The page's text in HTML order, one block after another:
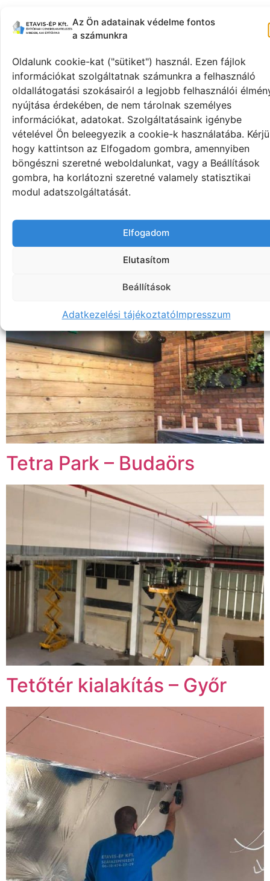
Az Ön adatainak védelme fontos
a számunkra
Oldalunk cookie-kat ("sütiket") használ. Ezen fájlok
információkat szolgáltatnak számunkra a felhasználó
oldallátogatási szokásairól a legjobb felhasználói
nyújtása érdekében, de nem tárolnak személyes
információkat, adatokat. Szolgáltatásaink igénybe
vételével Ön beleegyezik a cookie-k használatába.
hogy kattintson az Elfogadom gombra, amennyiben
böngészni szeretné weboldalunkat, vagy a Beállítások
gombra, ha korlátozni szeretné valamely statisztikai
modul adatszolgáltatását.
Elfogadom
Elutasítom
Beállítások
Adatkezelési tájékoztatóImpresszum
Ivanics Csoport – Budapest
Zöld Elefánt Étterem – Győr
Tetra Park – Budaörs
Tetőtér kialakítás – Győr